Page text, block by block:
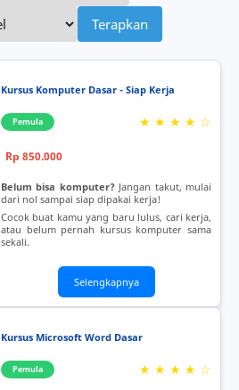
Terapkan
Kursus Komputer Dasar - Siap Kerja
Pemula ★ ★ ★ ★ ☆
Rp 850.000
Belum bisa komputer?Jangan takut, mulai
dari nol sampai siap dipakai kerja!
Cocok buat kamu yang baru lulus, cari kerja,
atau belum pernah kursus komputer sama
sekali.
Selengkapnya
Kursus Microsoft Word Dasar
Pemula ★ ★ ★ ★ ☆